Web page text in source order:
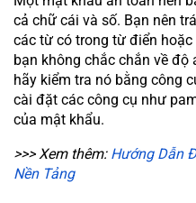
cả chữ cái và số. Bạn nên
các từ có trong từ điển
bạn không chắc chắn về
hãy kiểm tra nó bằng công
cài đặt các công cụ như
của mật khẩu.
>>> Xem thêm: Hướng Dẫn
Nền Tảng